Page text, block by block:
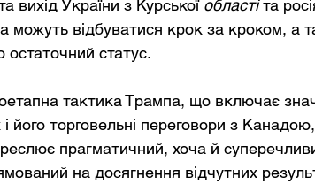
вихід України з Курської області та
можуть відбуватися крок за кроком, а
остаточний статус.
тактика Трампа, що включає
його торговельні переговори з
прагматичний, хоча й
на досягнення відчутних